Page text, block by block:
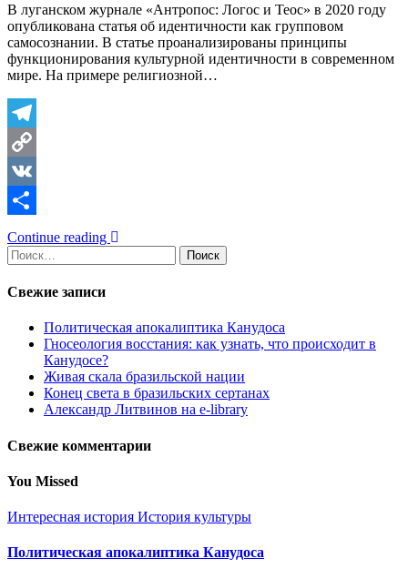
В луганском журнале «Антропос: Логос и Теос» в 2020 году
опубликована статья об идентичности как групповом
самосознании. В статье проанализированы принципы
функционирования культурной идентичности в современном
мире. На примере религиозной…
Telegram
Copy
Link
VK
Отправить
Continue reading
Найти:
Свежие записи
Политическая апокалиптика Канудоса
Гносеология восстания: как узнать, что происходит в
Канудосе?
Живая скала бразильской нации
Конец света в бразильских сертанах
Александр Литвинов на e-library
Свежие комментарии
You Missed
Интересная история История культуры
Политическая апокалиптика Канудоса